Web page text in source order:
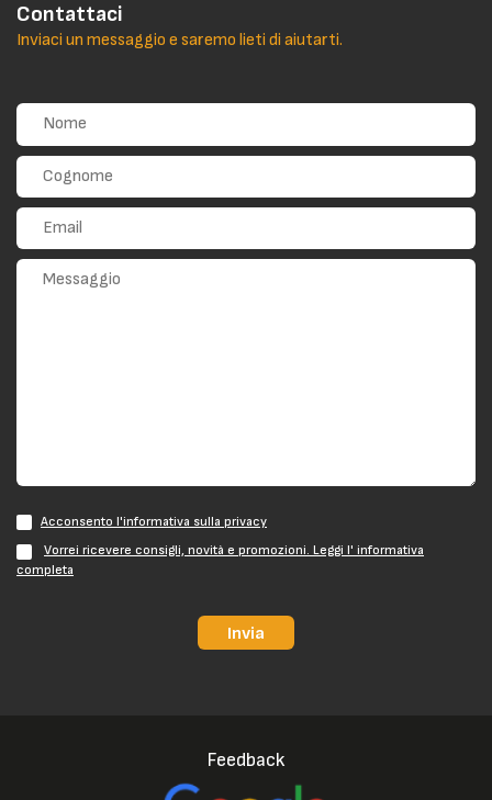
Contattaci
Inviaci un messaggio e saremo lieti di aiutarti.
Acconsento l'informativa sulla privacy
Vorrei ricevere consigli, novità e promozioni. Leggi l' informativa
completa
Invia
Feedback